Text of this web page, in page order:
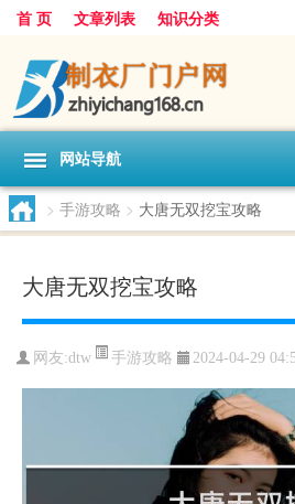
首 页 文章列表 知识分类
网站导航
> 手游攻略 > 大唐无双挖宝攻略
大唐无双挖宝攻略
网友:dtw 手游攻略 2024-04-29